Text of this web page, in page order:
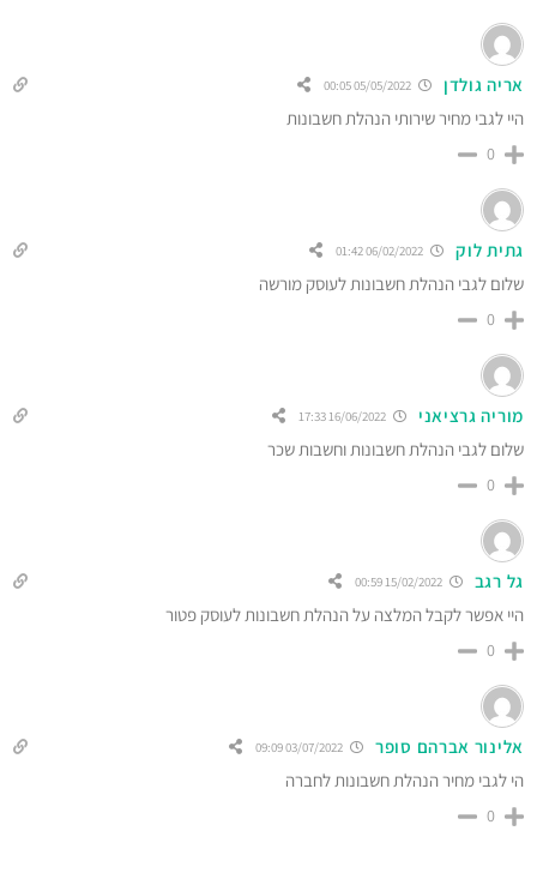
אריה גולדן
היי לגבי מחיר שירותי הנהלת חשבונות
0
גתית לוק
שלום לגבי הנהלת חשבונות לעוסק מורשה
0
מוריה גרציאני 16/06/2022 17:33
שלום לגבי הנהלת חשבונות וחשבות שכר
0
גל רגב 15/02/2022 00:59
היי אפשר לקבל המלצה על הנהלת חשבונות לעוסק פטור
0
אלינור אברהם סופר
הי לגבי מחיר הנהלת חשבונות לחברה
0